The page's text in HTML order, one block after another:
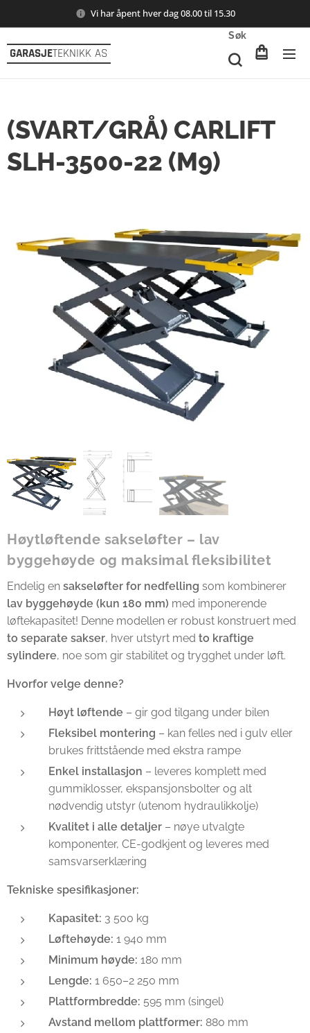
Vi har åpent hver dag 08.00 til 15.30
GARASJETEKNIKK AS
Søk
(SVART/GRÅ) CARLIFT
SLH-3500-22 (M9)
Høytløftende sakseløfter – lav
byggehøyde og maksimal fleksibilitet
Endelig en sakseløfter for nedfelling som kombinerer
lav byggehøyde (kun 180 mm) med imponerende
løftekapasitet! Denne modellen er robust konstruert med
to separate sakser, hver utstyrt med to kraftige
sylindere, noe som gir stabilitet og trygghet under løft.
Hvorfor velge denne?
Høyt løftende – gir god tilgang under bilen
Fleksibel montering – kan felles ned i gulv eller
brukes frittstående med ekstra rampe
Enkel installasjon – leveres komplett med
gummiklosser, ekspansjonsbolter og alt
nødvendig utstyr (utenom hydraulikkolje)
Kvalitet i alle detaljer – nøye utvalgte
komponenter, CE-godkjent og leveres med
samsvarserklæring
Tekniske spesifikasjoner:
Kapasitet: 3 500 kg
Løftehøyde: 1 940 mm
Minimum høyde: 180 mm
Lengde: 1 650–2 250 mm
Plattformbredde: 595 mm (singel)
Avstand mellom plattformer: 880 mm